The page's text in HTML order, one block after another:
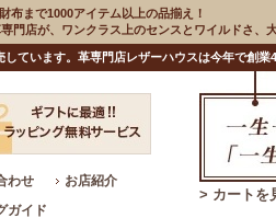
まで1000アイテム以上の品揃え！
店が、ワンクラス上のセンスとワイルドさ、
ています。革専門店レザーハウスは今年で創業
わせ
お店紹介
ガイド
> カートを